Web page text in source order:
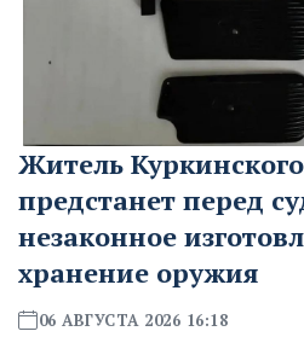
Житель
предстанет перед
незаконное
хранение оружия
06 АВГУСТА 2026 16:18